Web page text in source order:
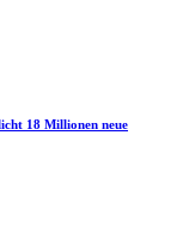
18 Millionen neue